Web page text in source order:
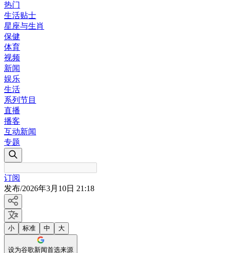
热门
生活贴士
星座与生肖
保健
体育
视频
新闻
娱乐
生活
系列节目
直播
播客
互动新闻
专题
订阅
发布/2026年3月10日 21:18
小 标准 中 大
设为谷歌新闻首选来源